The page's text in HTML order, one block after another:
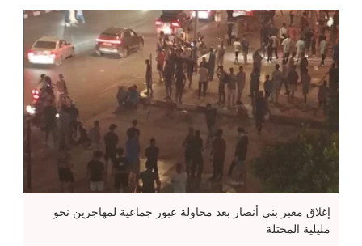
إغلاق معبر بني أنصار بعد محاولة عبور جماعية لمهاجرين نحو
مليلية المحتلة